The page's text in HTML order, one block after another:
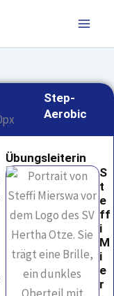
Step-
Aerobic
Übungsleiterin
S
t
e
ff
i
M
i
e
r